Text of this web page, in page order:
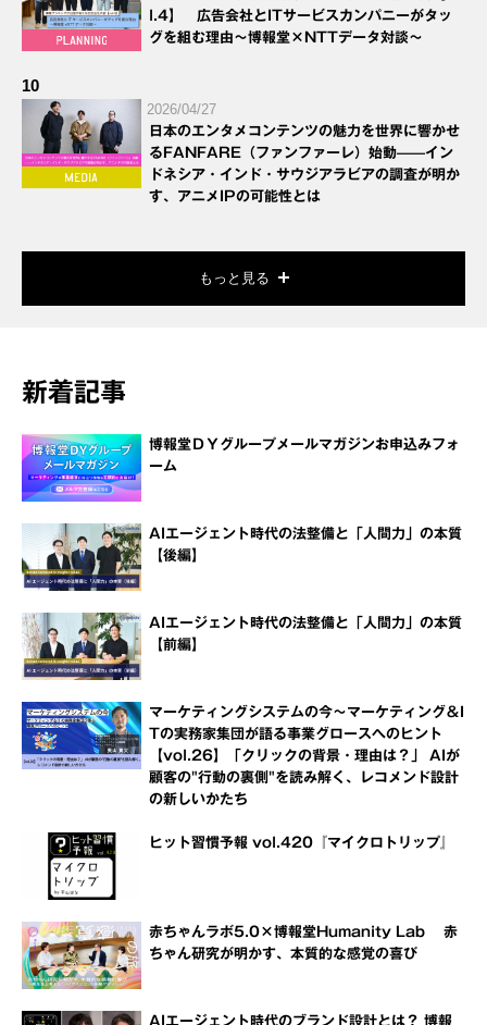
l.4】 広告会社とITサービスカンパニーがタッ
グを組む理由～博報堂×NTTデータ対談～
10
2026/04/27
日本のエンタメコンテンツの魅力を世界に響かせ
るFANFARE（ファンファーレ）始動——イン
ドネシア・インド・サウジアラビアの調査が明か
す、アニメIPの可能性とは
もっと見る
新着記事
博報堂ＤＹグループメールマガジンお申込みフォ
ーム
AIエージェント時代の法整備と「人間力」の本質
【後編】
AIエージェント時代の法整備と「人間力」の本質
【前編】
マーケティングシステムの今～マーケティング＆I
Tの実務家集団が語る事業グロースへのヒント
【vol.26】「クリックの背景・理由は？」 AIが
顧客の"行動の裏側"を読み解く、レコメンド設計
の新しいかたち
ヒット習慣予報 vol.420『マイクロトリップ』
赤ちゃんラボ5.0×博報堂Humanity Lab 赤
ちゃん研究が明かす、本質的な感覚の喜び
AIエージェント時代のブランド設計とは？ 博報